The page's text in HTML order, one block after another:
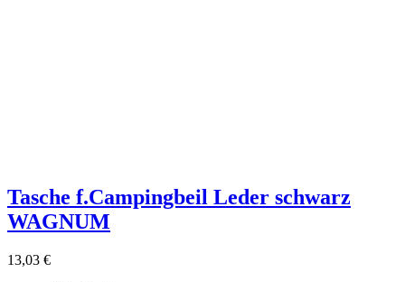
Produkte zeigen16
Tasche f.Campingbeil Leder schwarz
WAGNUM
13,03 €